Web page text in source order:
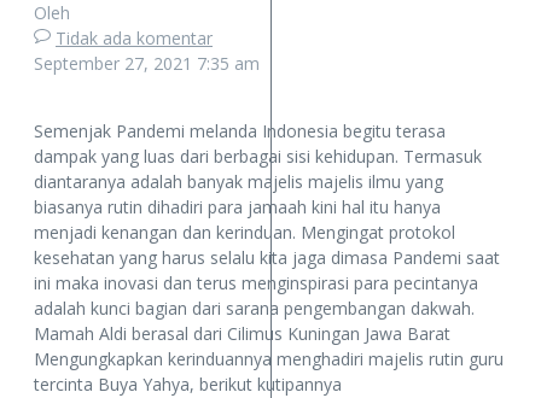
Oleh
Tidak ada komentar
September 27, 2021 7:35 am
Semenjak Pandemi melanda Indonesia begitu terasa
dampak yang luas dari berbagai sisi kehidupan. Termasuk
diantaranya adalah banyak majelis majelis ilmu yang
biasanya rutin dihadiri para jamaah kini hal itu hanya
menjadi kenangan dan kerinduan. Mengingat protokol
kesehatan yang harus selalu kita jaga dimasa Pandemi saat
ini maka inovasi dan terus menginspirasi para pecintanya
adalah kunci bagian dari sarana pengembangan dakwah.
Mamah Aldi berasal dari Cilimus Kuningan Jawa Barat
Mengungkapkan kerinduannya menghadiri majelis rutin guru
tercinta Buya Yahya, berikut kutipannya